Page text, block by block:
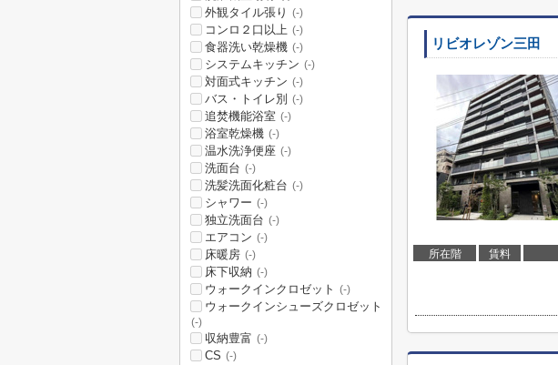
リビオレゾン三田
所在階 賃料
外観タイル張り (-)
コンロ２口以上 (-)
食器洗い乾燥機 (-)
システムキッチン (-)
対面式キッチン (-)
バス・トイレ別 (-)
追焚機能浴室 (-)
浴室乾燥機 (-)
温水洗浄便座 (-)
洗面台 (-)
洗髪洗面化粧台 (-)
シャワー (-)
独立洗面台 (-)
エアコン (-)
床暖房 (-)
床下収納 (-)
ウォークインクロゼット (-)
ウォークインシューズクロゼット
(-)
収納豊富 (-)
CS (-)